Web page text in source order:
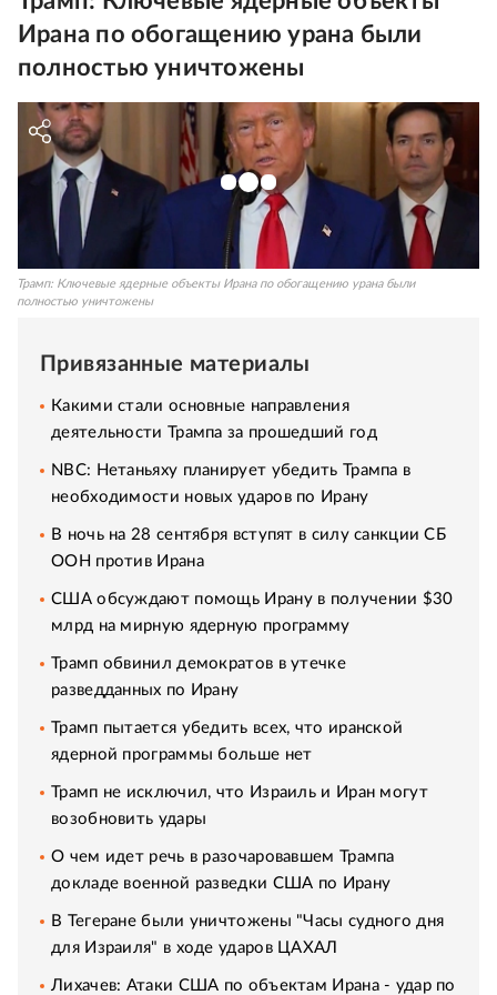
Ирана по обогащению урана были
полностью уничтожены
Трамп: Ключевые ядерные объекты Ирана по обогащению урана были
полностью уничтожены
Привязанные материалы
Какими стали основные направления
деятельности Трампа за прошедший год
NBC: Нетаньяху планирует убедить Трампа в
необходимости новых ударов по Ирану
В ночь на 28 сентября вступят в силу санкции СБ
ООН против Ирана
США обсуждают помощь Ирану в получении $30
млрд на мирную ядерную программу
Трамп обвинил демократов в утечке
разведданных по Ирану
Трамп пытается убедить всех, что иранской
ядерной программы больше нет
Трамп не исключил, что Израиль и Иран могут
возобновить удары
О чем идет речь в разочаровавшем Трампа
докладе военной разведки США по Ирану
В Тегеране были уничтожены "Часы судного дня
для Израиля" в ходе ударов ЦАХАЛ
Лихачев: Атаки США по объектам Ирана - удар по